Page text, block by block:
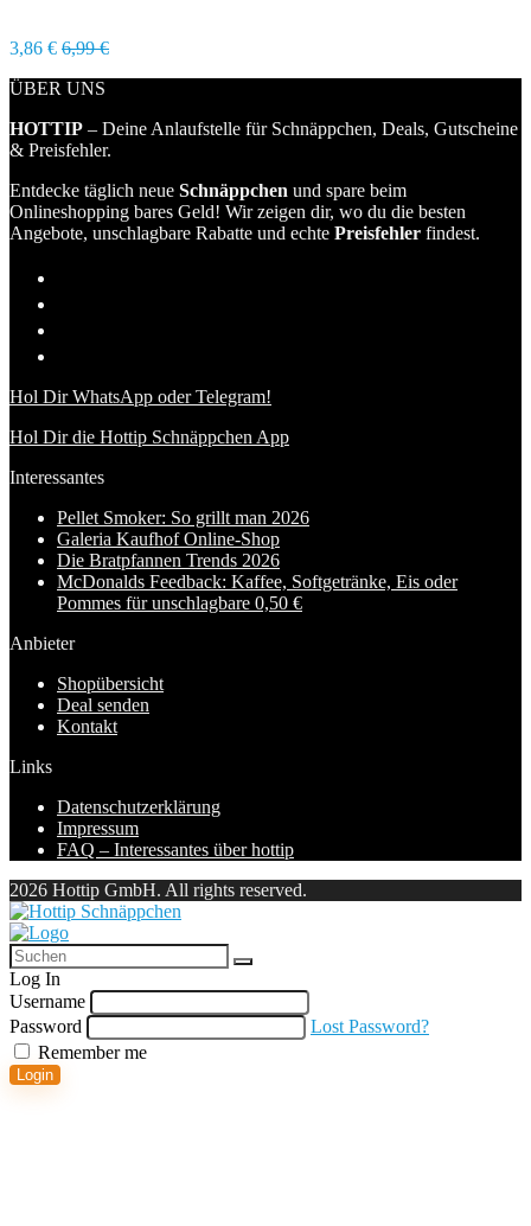
3,86 € 6,99 €
ÜBER UNS
HOTTIP – Deine Anlaufstelle für Schnäppchen, Deals, Gutscheine
& Preisfehler.
Entdecke täglich neue Schnäppchen und spare beim
Onlineshopping bares Geld! Wir zeigen dir, wo du die besten
Angebote, unschlagbare Rabatte und echte Preisfehler findest.
Hol Dir WhatsApp oder Telegram!
Hol Dir die Hottip Schnäppchen App
Interessantes
Pellet Smoker: So grillt man 2026
Galeria Kaufhof Online-Shop
Die Bratpfannen Trends 2026
McDonalds Feedback: Kaffee, Softgetränke, Eis oder
Pommes für unschlagbare 0,50 €
Anbieter
Shopübersicht
Deal senden
Kontakt
Links
Datenschutzerklärung
Impressum
FAQ – Interessantes über hottip
2026 Hottip GmbH. All rights reserved.
Log In
Username
Password
Lost Password?
Remember me
Login